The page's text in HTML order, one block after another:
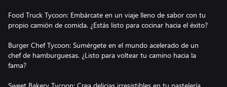
Food Truck Tycoon: Embárcate en un viaje lleno de sabor con tu
propio camión de comida. ¿Estás listo para cocinar hacia el éxito?
Burger Chef Tycoon: Sumérgete en el mundo acelerado de un
chef de hamburguesas. ¿Listo para voltear tu camino hacia la
fama?